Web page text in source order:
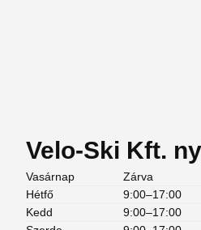
Velo-Ski Kft.
Vasárnap
Zárva
Hétfő
9:00–17:00
Kedd
9:00–17:00